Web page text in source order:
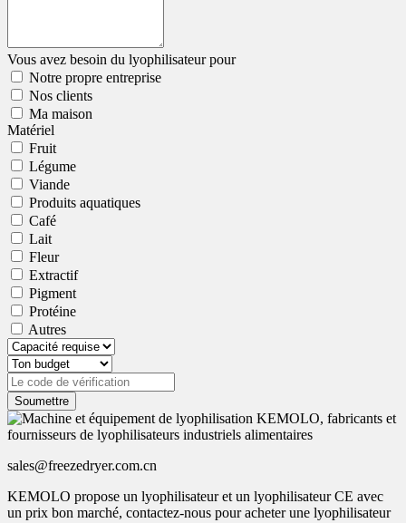
Vous avez besoin du lyophilisateur pour
Notre propre entreprise
Nos clients
Ma maison
Matériel
Fruit
Légume
Viande
Produits aquatiques
Café
Lait
Fleur
Extractif
Pigment
Protéine
Autres
Soumettre
sales@freezedryer.com.cn
KEMOLO propose un lyophilisateur et un lyophilisateur CE avec
un prix bon marché, contactez-nous pour acheter une lyophilisateur